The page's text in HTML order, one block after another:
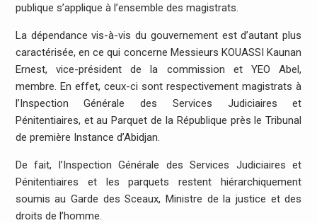
publique s’applique à l’ensemble des magistrats.
La dépendance vis-à-vis du gouvernement est d’autant plus
caractérisée, en ce qui concerne Messieurs KOUASSI Kaunan
Ernest, vice-président de la commission et YEO Abel,
membre. En effet, ceux-ci sont respectivement magistrats à
l’Inspection Générale des Services Judiciaires et
Pénitentiaires, et au Parquet de la République près le Tribunal
de première Instance d’Abidjan.
De fait, l’Inspection Générale des Services Judiciaires et
Pénitentiaires et les parquets restent hiérarchiquement
soumis au Garde des Sceaux, Ministre de la justice et des
droits de l’homme.